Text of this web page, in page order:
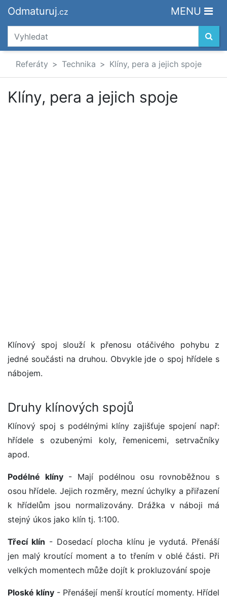
Odmaturuj.cz MENU
Referáty Technika Klíny, pera a jejich spoje
Klíny, pera a jejich spoje
Klínový spoj slouží k přenosu otáčivého pohybu z
jedné součásti na druhou. Obvykle jde o spoj hřídele s
nábojem.
Druhy klínových spojů
Klínový spoj s podélnými klíny zajišťuje spojení např:
hřídele s ozubenými koly, řemenicemi, setrvačníky
apod.
Podélné klíny- Mají podélnou osu rovnoběžnou s
osou hřídele. Jejich rozměry, mezní úchylky a přiřazení
k hřídelům jsou normalizovány. Drážka v náboji má
stejný úkos jako klín tj. 1:100.
Třecí klín - Dosedací plocha klínu je vydutá. Přenáší
jen malý kroutící moment a to třením v oblé části. Při
velkých momentech může dojít k prokluzování spoje
Ploské klíny - Přenášejí menší kroutící momenty. Hřídel